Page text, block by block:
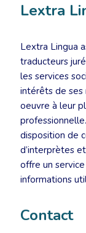
Lextra
Lextra Lingua
traducteurs
les services
intérêts de
oeuvre à leur
disposition de
d’interprètes
offre un
informations
Contact